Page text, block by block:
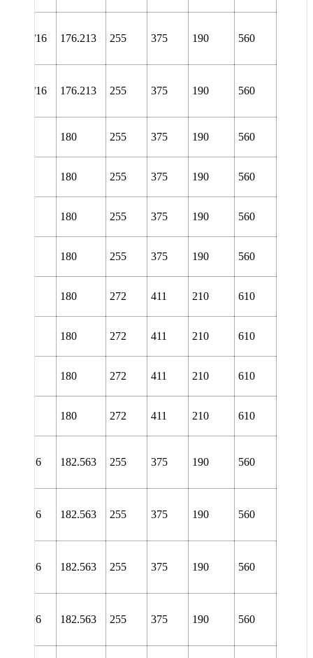
6.15/16
176.213 255 375 190 560
6.15/16
176.213 255 375 190 560
180 255 375 190 560
180 255 375 190 560
180 255 375 190 560
180 255 375 190 560
180 272 411 210 610
180 272 411 210 610
180 272 411 210 610
180 272 411 210 610
7.3/16
182.563 255 375 190 560
7.3/16
182.563 255 375 190 560
7.3/16
182.563 255 375 190 560
7.3/16
182.563 255 375 190 560